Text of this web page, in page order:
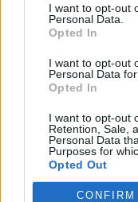
I want to opt-out
Personal Data.
Opted In
I want to opt-out
Personal Data
Opted In
I want to opt-out
Retention, Sale,
Personal Data
Purposes for
Opted Out
CONFIRM
Βελτιωμένη η εικόνα
Υπό μερικό έλεγχο η
πυρκαγιά στον
Ασπρόπυργο
22/06/2024 - 18:31